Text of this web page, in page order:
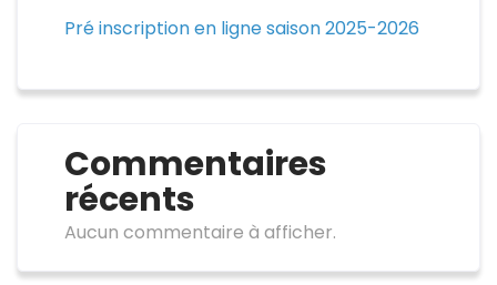
Pré inscription en ligne saison 2025-2026
Commentaires
récents
Aucun commentaire à afficher.